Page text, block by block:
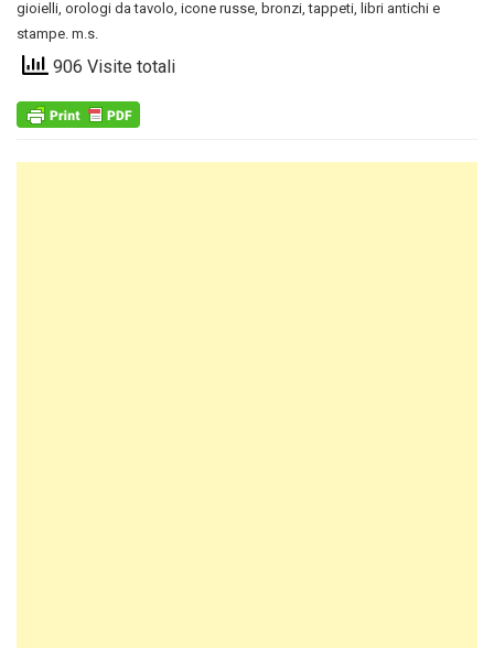
gioielli, orologi da tavolo, icone russe, bronzi, tappeti, libri antichi e
stampe. m.s.
906 Visite totali